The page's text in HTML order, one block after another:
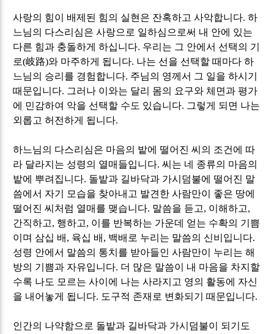
사랑의 힘이 배제된 힘의 실현은 잔혹하고 사악합니다.하
느님의 다스리심은 사랑으로 일하심으로써 내 안에 있는
다른 힘과 충돌하게 하십니다. 우리는 그 안에서 선택의 기
로(岐路)와 마주하게 됩니다. 나는 선을 선택할 때마다 하
느님의 승리를 경험합니다. 주님의 영께서 그 일을 하시기
때문입니다. 그러나 이와는 달리 몸의 요구와 체면과 평가
에 민감하여 악을 선택할 수도 있습니다. 그렇게 되면 나는
외롭고 허전하게 됩니다.
하느님의 다스리심은 마음의 밭에 떨어진 씨의 조건에 따
라 달라지는 성령의 열매들입니다.씨는 네 종류의 마음의
밭에 뿌려집니다. 돌밭과 길바닥과 가시덤불에 떨어진 말
씀에서 자기 모습을 찾아내고 발견한 사람만이 좋은 땅에
떨어진 씨처럼 열매를 맺습니다. 말씀을 듣고, 이해하고,
간직하고, 행하고, 이를 반복하는 가운데 얻는 수확의 기쁨
이며 삼십 배 , 육십 배 , 백배로 누리는 말씀의 신비입니다.
성령 안에서 말씀의 통치를 받아들인 사람만이 누리는 해
방의 기쁨과 자유입니다. 더 많은 말씀이 내 마음을 차지할
수록 나도 모르는 사이에 나는 사라지고 영의 활동에 자신
을 내어놓게 됩니다. 도구적 존재로 변화되기 때문입니다.
인간의 나약함으로 돌밭과 길바닥과 가시덤불이 되기도